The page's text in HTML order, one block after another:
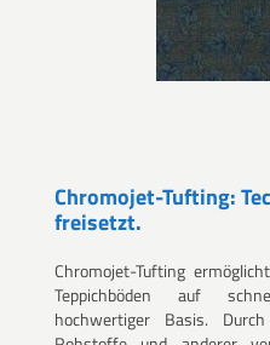
Chromojet-Tufting:
freisetzt.
Chromojet-Tufting
Teppichböden auf
hochwertiger Basis.